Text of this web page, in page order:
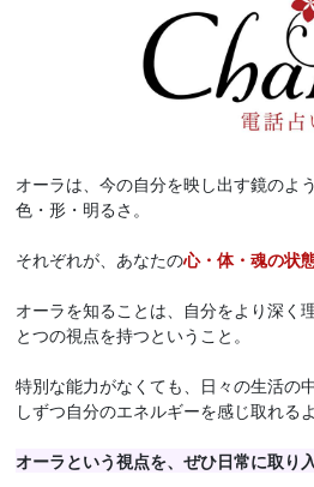
オーラは、今の自分を映し出す鏡のよ
色・形・明るさ。
それぞれが、あなたの心・体・魂の状
オーラを知ることは、自分をより深く
とつの視点を持つということ。
特別な能力がなくても、日々の生活の
しずつ自分のエネルギーを感じ取れる
オーラという視点を、ぜひ日常に取り